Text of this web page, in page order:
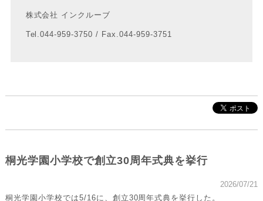
株式会社 インクルーブ
Tel.044-959-3750 / Fax.044-959-3751
桐光学園小学校で創立30周年式典を挙行
2026/07/21
桐光学園小学校では5/16に、 創立30周年式典を挙行した。